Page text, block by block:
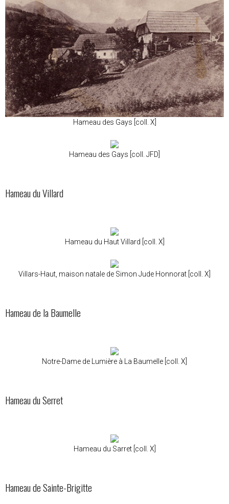
Hameau des Gays [coll. X]
Hameau des Gays [coll. JFD]
Hameau du Villard
Hameau du Haut Villard [coll. X]
Villars-Haut, maison natale de Simon Jude Honnorat [coll. X]
Hameau de la Baumelle
Notre-Dame de Lumière à La Baumelle [coll. X]
Hameau du Serret
Hameau du Sarret [coll. X]
Hameau de Sainte-Brigitte